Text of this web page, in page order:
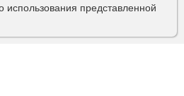
использования представленной